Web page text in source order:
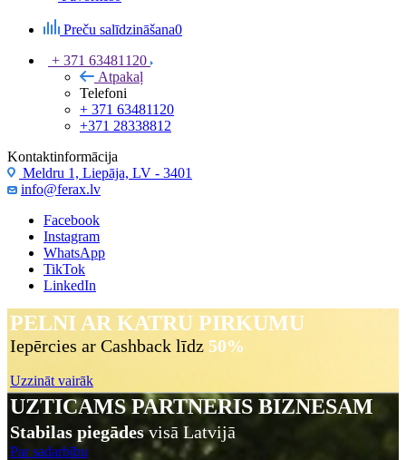
Preču salīdzināšana0
+ 371 63481120
Atpakaļ
Telefoni
+ 371 63481120
+371 28338812
Kontaktinformācija
Meldru 1, Liepāja, LV - 3401
info@ferax.lv
Facebook
Instagram
WhatsApp
TikTok
LinkedIn
PELNI AR KATRU PIRKUMU
Iepērcies ar Cashback līdz 50%
Uzzināt vairāk
UZTICAMSPARTNERIS BIZNESAM
Stabilas piegādesvisā Latvijā
Par sadarbību